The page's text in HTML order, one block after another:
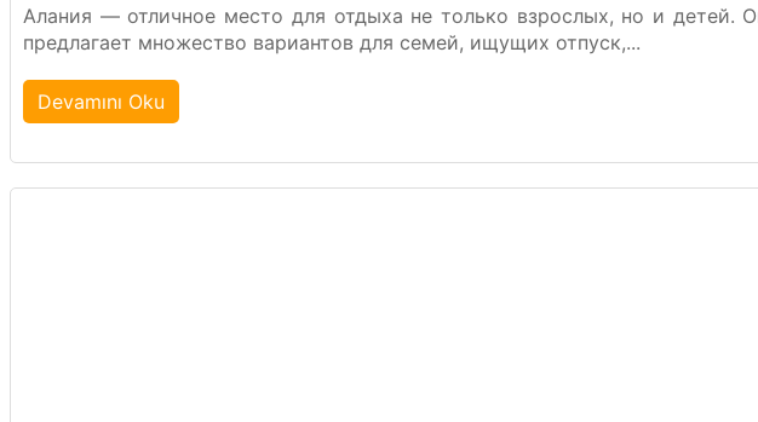
Алания — отличное место для отдыха не только взрослых, но и детей.
предлагает множество вариантов для семей, ищущих отпуск,...
Devamını Oku